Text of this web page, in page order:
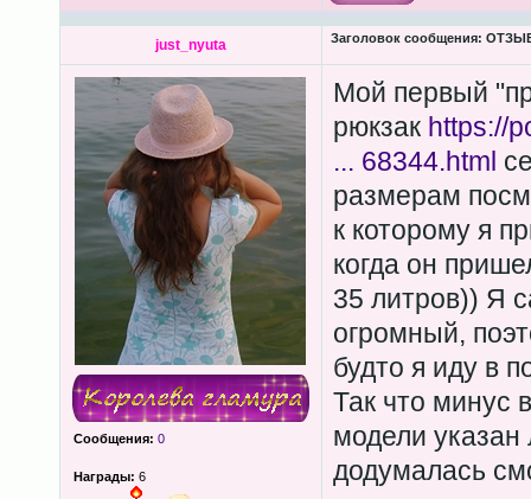
just_nyuta Заголовок сообщения:
Сообщения: 0
Награды: 6
Мой первый
рюкзак https://
... 68344.html
размерам
к которому я
когда он
35 литров)) Я
огромный,
будто я иду в
Так что минус
модели указан
додумалась